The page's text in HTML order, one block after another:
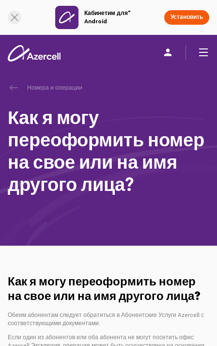
Кабинетим для"
Android
Установить
Частным клиентам
akart
Присоединяйся к Azercell
Тарифы и услуги
Приложения Azercell
Новое поколение
Язык
Номера и операции
Как я могу
переоформить номер
на свое или на имя
другого лица?
Как я могу переоформить номер
на свое или на имя другого лица?
Обеим абонентам следует обратиться в Абонентские Услуги Azercell с
соответствующими документами.
Если один из абонентов или оба абонента не могут посетить офис
Онлайн поддержка